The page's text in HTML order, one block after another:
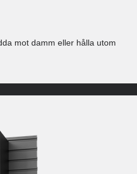
mot damm eller hålla utom